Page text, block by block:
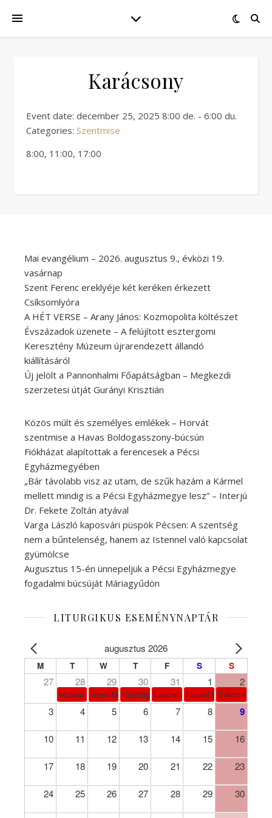
Karácsony
Event date: december 25, 2025 8:00 de. - 6:00 du.
Categories: Szentmise
8:00, 11:00, 17:00
Mai evangélium – 2026. augusztus 9., évközi 19.
vasárnap
Szent Ferenc ereklyéje két keréken érkezett
Csíksomlyóra
A HÉT VERSE – Arany János: Kozmopolita költészet
Évszázadok üzenete – A felújított esztergomi
Keresztény Múzeum újrarendezett állandó
kiállításáról
Új jelölt a Pannonhalmi Főapátságban – Megkezdi
szerzetesi útját Gurányi Krisztián
Közös múlt és személyes emlékek – Horvát
szentmise a Havas Boldogasszony-búcsún
Fiókházat alapítottak a ferencesek a Pécsi
Egyházmegyében
„Bár távolabb visz az utam, de szűk hazám a Kármel
mellett mindig is a Pécsi Egyházmegye lesz” – Interjú
Dr. Fekete Zoltán atyával
Varga László kaposvári püspök Pécsen: A szentség
nem a bűntelenség, hanem az Istennel való kapcsolat
gyümölcse
Augusztus 15-én ünnepeljük a Pécsi Egyházmegye
fogadalmi búcsúját Máriagyűdön
LITURGIKUS ESEMÉNYNAPTÁR
augusztus 2026
M T W T F S S
27 28 29 30 31 1 2
köznap Szent Márta, Mária és Lázár
Krizológ Szent Péter
Loyolai Szent IgnácLiguori Szent Alfonz pk-et.
Évközi 18.
3 4 5 6 7 8 9
10 11 12 13 14 15 16
17 18 19 20 21 22 23
24 25 26 27 28 29 30